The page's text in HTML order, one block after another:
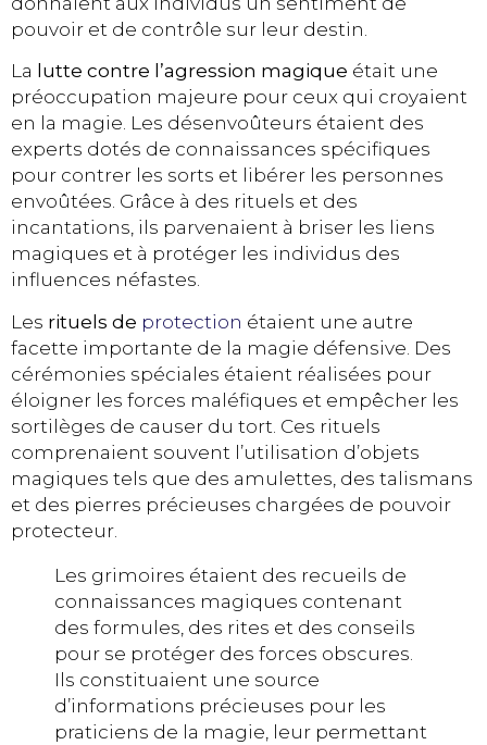
pouvoir et de contrôle sur leur destin.
La lutte contre l’agression magique était une
préoccupation majeure pour ceux qui croyaient
en la magie. Les désenvoûteurs étaient des
experts dotés de connaissances spécifiques
pour contrer les sorts et libérer les personnes
envoûtées. Grâce à des rituels et des
incantations, ils parvenaient à briser les liens
magiques et à protéger les individus des
influences néfastes.
Les rituels de protection étaient une autre
facette importante de la magie défensive. Des
cérémonies spéciales étaient réalisées pour
éloigner les forces maléfiques et empêcher les
sortilèges de causer du tort. Ces rituels
comprenaient souvent l’utilisation d’objets
magiques tels que des amulettes, des talismans
et des pierres précieuses chargées de pouvoir
protecteur.
Les grimoires étaient des recueils de
connaissances magiques contenant
des formules, des rites et des conseils
pour se protéger des forces obscures.
Ils constituaient une source
d’informations précieuses pour les
praticiens de la magie, leur permettant